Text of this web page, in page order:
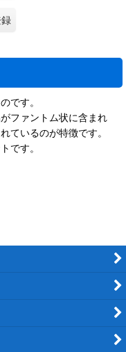
です。
ファントム状に含まれ
ているのが特徴です。
です。